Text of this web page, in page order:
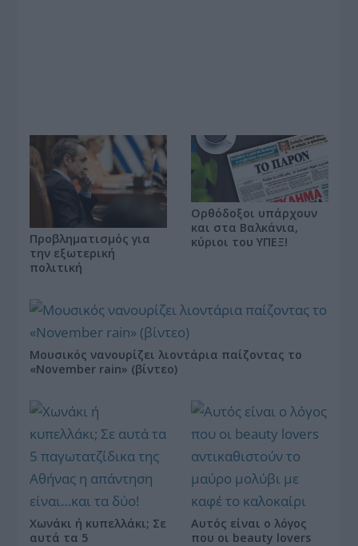
Προβληματισμός για
την εξωτερική
πολιτική
Ορθόδοξοι υπάρχουν
και στα Βαλκάνια,
κύριοι του ΥΠΕΞ!
Μουσικός νανουρίζει λιοντάρια παίζοντας το
«November rain» (βίντεο)
Χωνάκι ή κυπελλάκι; Σε
αυτά τα 5
Αυτός είναι ο λόγος
που οι beauty lovers